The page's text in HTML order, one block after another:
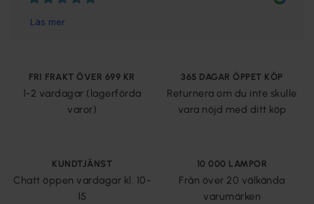
FRI FRAKT ÖVER 699 KR
1-2 vardagar (lagerförda
varor)
365 DAGAR ÖPPET KÖP
Returnera om du inte skulle
vara nöjd med ditt köp
KUNDTJÄNST
Chatt öppen vardagar kl. 10-
15
10 000 LAMPOR
Från över 20 välkända
varumärken